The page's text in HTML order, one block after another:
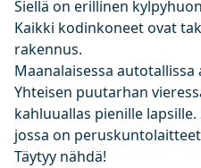
Siellä on erillinen
Kaikki kodinkoneet ovat
rakennus.
Maanalaisessa
Yhteisen puutarhan
kahluuallas pienille
jossa on
Täytyy nähdä!